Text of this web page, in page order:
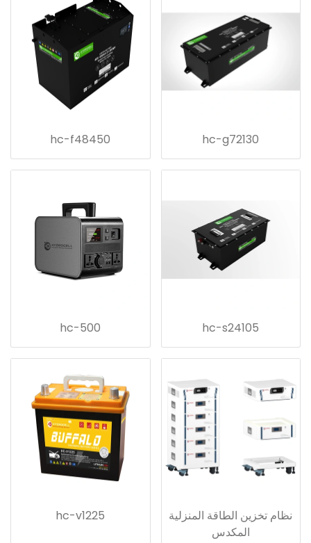
hc-g72130
hc-f48450
hc-s24105
hc-500
نظام تخزين الطاقة المنزلية
المكدس
hc-v1225